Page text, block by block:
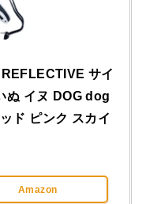
サイ
ぬ イヌ DOG dog
ド ピンク スカイ
Amazon